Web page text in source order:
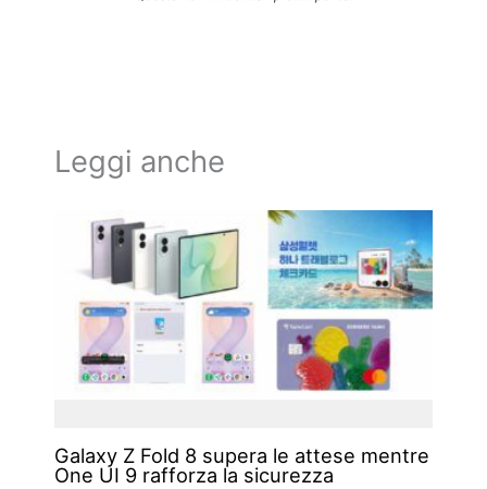
Leggi anche
Galaxy Z Fold 8 supera le attese mentre
One UI 9 rafforza la sicurezza